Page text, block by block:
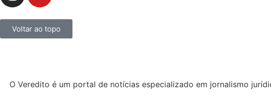
Voltar ao topo
O Veredito é um portal de notícias especializado em jornalismo